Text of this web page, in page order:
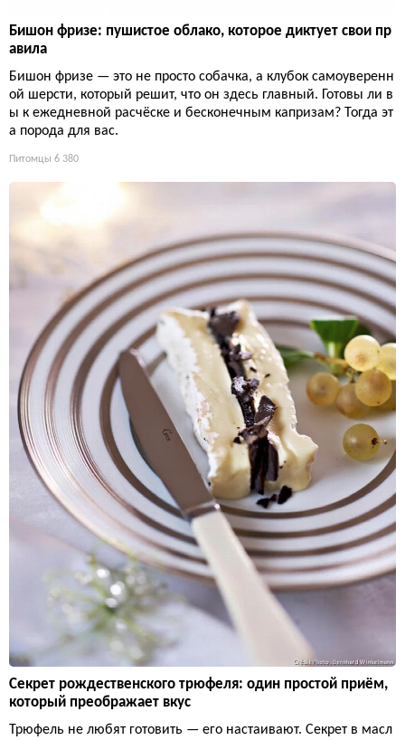
Бишон фризе: пушистое облако, которое диктует свои пр
авила
Бишон фризе — это не просто собачка, а клубок самоуверенн
ой шерсти, который решит, что он здесь главный. Готовы ли в
ы к ежедневной расчёске и бесконечным капризам? Тогда эт
а порода для вас.
Питомцы 6 380
Секрет рождественского трюфеля: один простой приём,
который преображает вкус
Трюфель не любят готовить — его настаивают. Секрет в масл